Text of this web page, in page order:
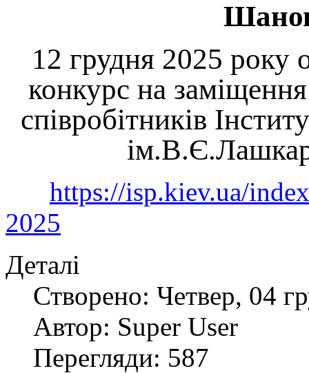
12 грудня 2025 року
конкурс на
співробітників
https://isp.kiev.ua/
2025
Деталі
Створено: Четвер, 04
Автор: Super User
Перегляди: 587